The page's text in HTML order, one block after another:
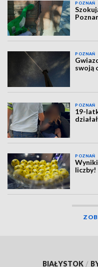
POZNAŃ
POZNAŃ
swoją
POZNAŃ
19-
POZNAŃ
liczby!
BIAŁYSTOK /